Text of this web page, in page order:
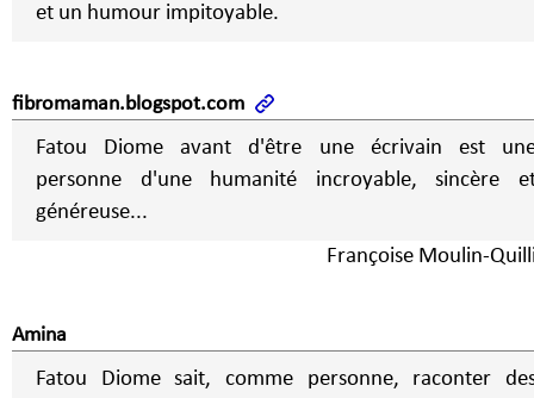
et un humour impitoyable.
fibromaman.blogspot.com
Fatou Diome avant d'être une écrivain est
personne d'une humanité incroyable, sincère
généreuse...
Françoise Moulin-
Amina
Fatou Diome sait, comme personne, raconter